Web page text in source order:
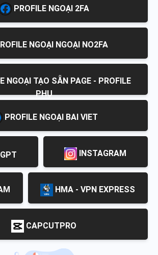
PROFILE NGOẠI 2FA
NGOẠI NGOẠI NO2FA
NGOẠI TẠO SẴN PAGE - PROFILE
PHỤ
PROFILE NGOẠI BAI VIET
INSTAGRAM
HMA - VPN EXPRESS
CAPCUTPRO